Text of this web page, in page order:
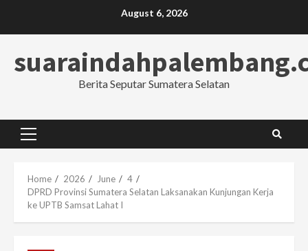
August 6, 2026
Berita Seputar Sumatera Selatan
Primary
Home 2026 June
4
DPRD Provinsi Sumatera Selatan Laksanakan Kunjungan Kerja
ke UPTB Samsat Lahat I